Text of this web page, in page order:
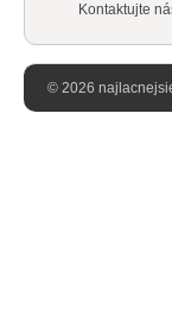
Kontaktujte
© 2026